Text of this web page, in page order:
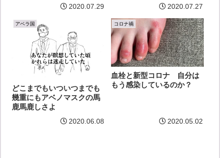
2020.07.29 2020.07.27
アベラ国
どこまでもいついつまでも
幾重にもアベノマスクの馬
鹿馬鹿しさよ
2020.06.08
コロナ禍
血栓と新型コロナ 自分は
もう感染しているのか？
2020.05.02